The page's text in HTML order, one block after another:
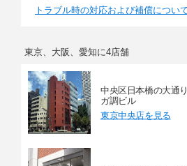
トラブル時の対応および補償につい
東京、大阪、愛知に4店舗
中央区日本橋の大通
ガ調ビル
東京中央店を見る